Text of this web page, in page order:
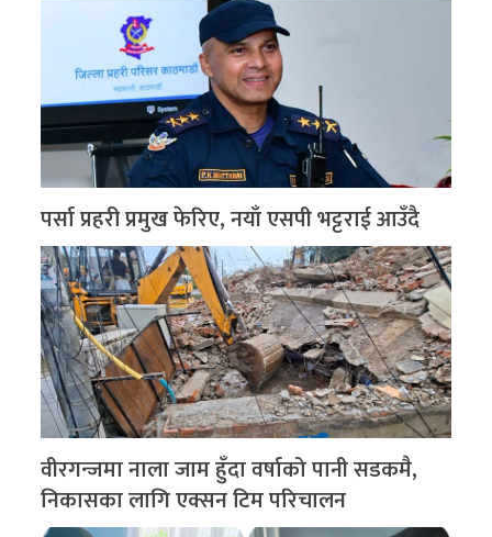
पर्सा प्रहरी प्रमुख फेरिए, नयाँ एसपी भट्टराई आउँदै
वीरगन्जमा नाला जाम हुँदा वर्षाको पानी सडकमै,
निकासका लागि एक्सन टिम परिचालन